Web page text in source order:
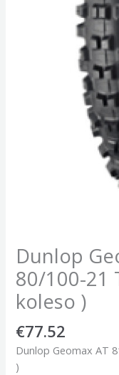
Dunlop
80/100-21
koleso )
€77.52
Dunlop Geomax AT
)